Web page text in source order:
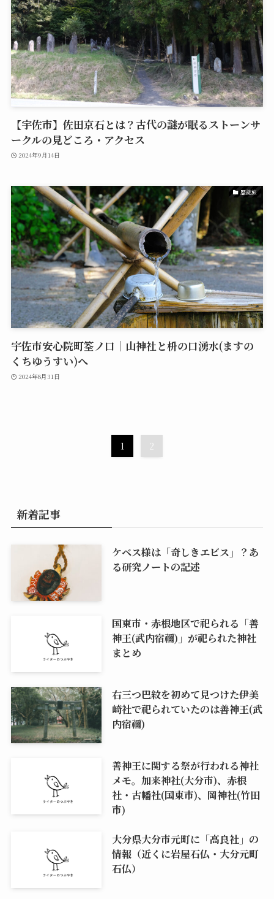
【宇佐市】佐田京石とは？古代の謎が眠るストーンサ
ークルの見どころ・アクセス
2024年9月14日
歴謎旅
宇佐市安心院町筌ノ口｜山神社と枡の口湧水(ますの
くちゆうすい)へ
2024年8月31日
1 2
新着記事
ケベス様は「奇しきエビス」？あ
る研究ノートの記述
国東市・赤根地区で祀られる「善
神王(武内宿禰)」が祀られた神社
まとめ
右三つ巴紋を初めて見つけた伊美
崎社で祀られていたのは善神王(武
内宿禰)
善神王に関する祭が行われる神社
メモ。加来神社(大分市)、赤根
社・古幡社(国東市)、岡神社(竹田
市)
大分県大分市元町に「高良社」の
情報（近くに岩屋石仏・大分元町
石仏）